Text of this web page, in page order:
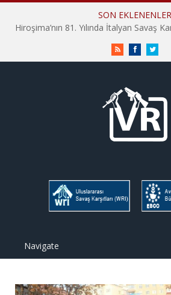
SON EKLENENLER
RSS FacebookTwitter
Navigate